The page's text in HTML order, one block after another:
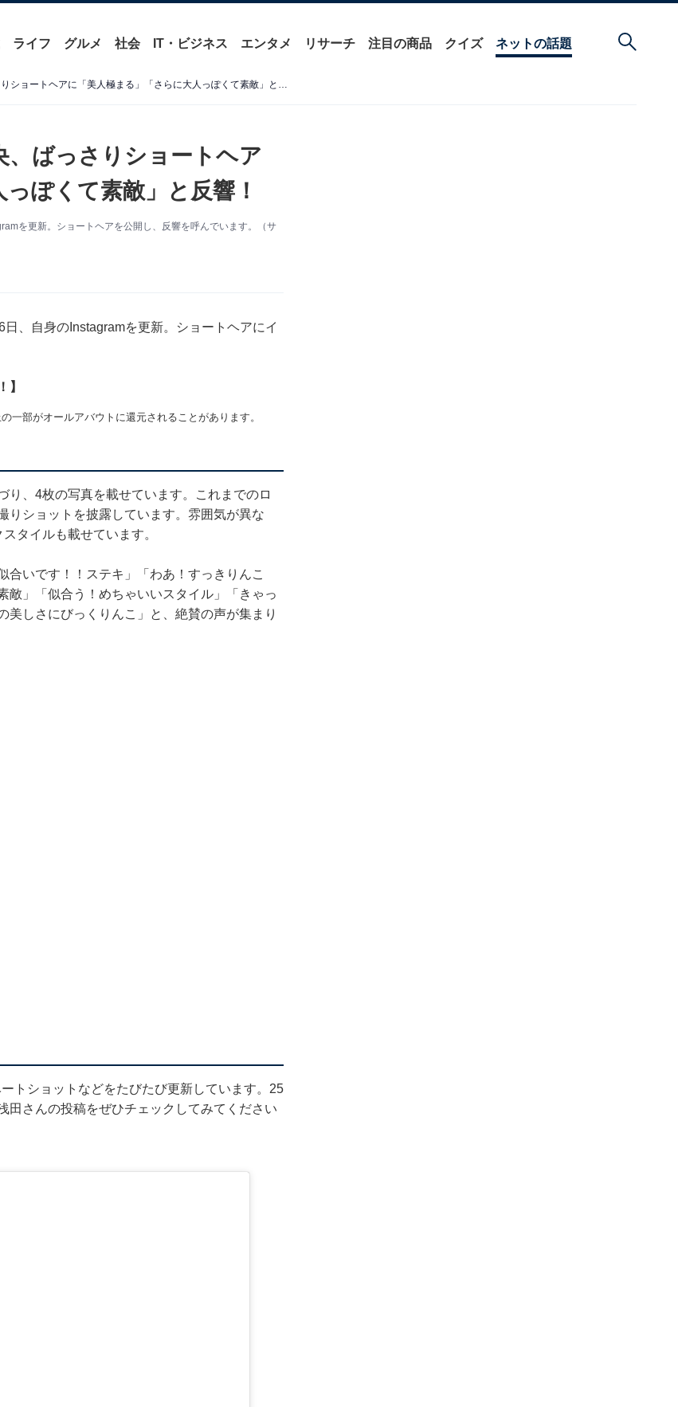
ライフ グルメ 社会 IT・ビジネス エンタメ リサーチ 注目の商品 クイズ ネットの話題
「すごいイメチェン」浅田真央、ばっさりショートヘアに「美人極まる」「さらに大人っぽくて素敵」と反響！
、ばっさりショートヘア
ぽくて素敵」と反響！
を更新。ショートヘアを公開し、反響を呼んでいます。（サ
、自身のInstagramを更新。ショートヘアにイ
】
部がオールアバウトに還元されることがあります。
、4枚の写真を載せています。これまでのロ
りショットを披露しています。雰囲気が異な
タイルも載せています。
合いです！！ステキ」「わあ！すっきりんこ
敵」「似合う！めちゃいいスタイル」「きゃっ
しさにびっくりんこ」と、絶賛の声が集まり
トショットなどをたびたび更新しています。25
田さんの投稿をぜひチェックしてみてください